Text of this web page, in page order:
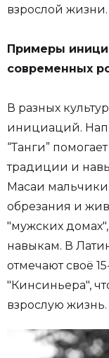
взрослой жизни.
Примеры
современных
В разных
инициаций.
“Танги”
традиции и
Масаи
обрезания и
"мужских
навыкам. В
отмечают своё
"Кинсиньера",
взрослую жизнь.